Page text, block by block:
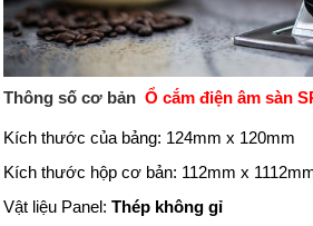
Thông số cơ bản Ổ cắm điện âm sàn
Kích thước của bảng: 124mm x 120mm
Kích thước hộp cơ bản: 112mm x
Vật liệu Panel: Thép không gỉ